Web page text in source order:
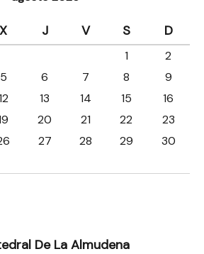
X J V S D
1
2
5 6 7 8
9
13 14 15
16
20 21 22
23
27 28 29
30
De La Almudena